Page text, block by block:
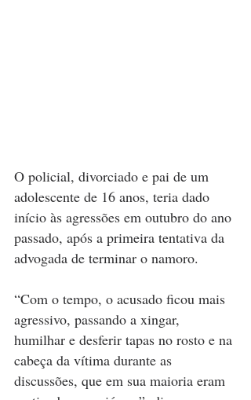
O policial, divorciado e pai de um
adolescente de 16 anos, teria dado
início às agressões em outubro do ano
passado, após a primeira tentativa da
advogada de terminar o namoro.
“Com o tempo, o acusado ficou mais
agressivo, passando a xingar,
humilhar e desferir tapas no rosto e na
cabeça da vítima durante as
discussões, que em sua maioria eram